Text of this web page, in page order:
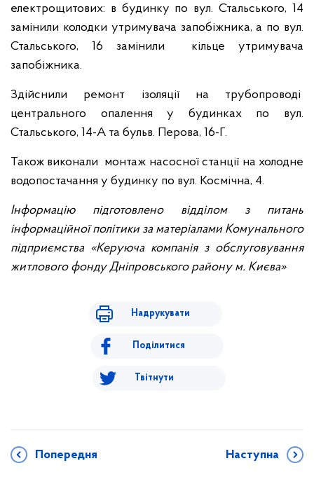
електрощитових: в будинку по вул. Стальського, 14
замінили колодки утримувача запобіжника, а по вул.
Стальського, 16 замінили кільце утримувача
запобіжника.
Здійснили ремонт ізоляції на трубопроводі
центрального опалення у будинках по вул.
Стальського, 14-А та бульв. Перова, 16-Г.
Також виконали монтаж насосної станції на холодне
водопостачання у будинку по вул. Космічна, 4.
Інформацію підготовлено відділом з питань
інформаційної політики за матеріалами Комунального
підприємства «Керуюча компанія з обслуговування
житлового фонду Дніпровського району м. Києва»
Надрукувати
Поділитися
Твітнути
Попередня Наступна